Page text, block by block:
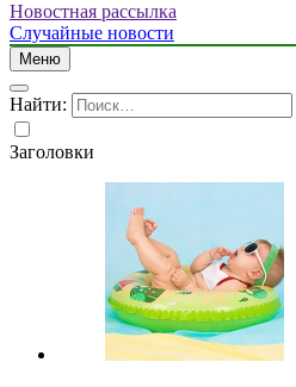
Новостная рассылка
Случайные новости
Меню
Найти:
Заголовки